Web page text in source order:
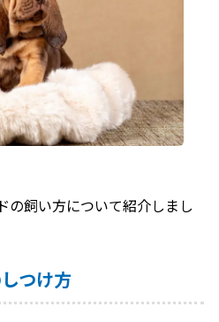
の飼い方について紹介しまし
つけ方